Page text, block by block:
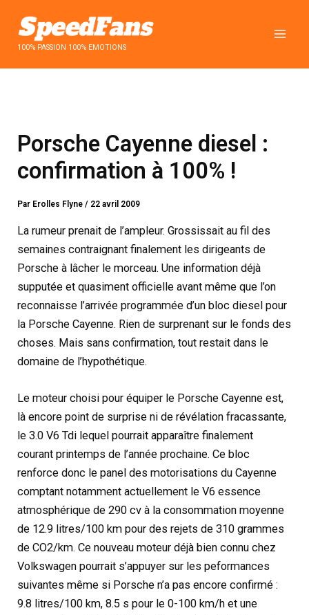
contenu100% PASSION 100% EMOTIONS
Porsche Cayenne diesel :
confirmation à 100% !
Par Erolles Flyne/ 22 avril 2009
La rumeur prenait de l’ampleur. Grossissait au fil des
semaines contraignant finalement les dirigeants de
Porsche à lâcher le morceau. Une information déjà
supputée et quasiment officielle avant même que l’on
reconnaisse l’arrivée programmée d’un bloc diesel pour
la Porsche Cayenne. Rien de surprenant sur le fonds des
choses. Mais sans confirmation, tout restait dans le
domaine de l’hypothétique.
Le moteur choisi pour équiper le Porsche Cayenne est,
là encore point de surprise ni de révélation fracassante,
le 3.0 V6 Tdi lequel pourrait apparaître finalement
courant printemps de l’année prochaine. Ce bloc
renforce donc le panel des motorisations du Cayenne
comptant notamment actuellement le V6 essence
atmosphérique de 290 cv à la consommation moyenne
de 12.9 litres/100 km pour des rejets de 310 grammes
de CO2/km. Ce nouveau moteur déjà bien connu chez
Volkswagen pourrait s’appuyer sur les peformances
suivantes même si Porsche n’a pas encore confirmé :
9.8 litres/100 km, 8.5 s pour le 0-100 km/h et une